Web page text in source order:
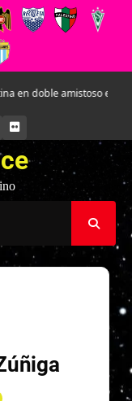
amistoso en el CAR
FLICKR